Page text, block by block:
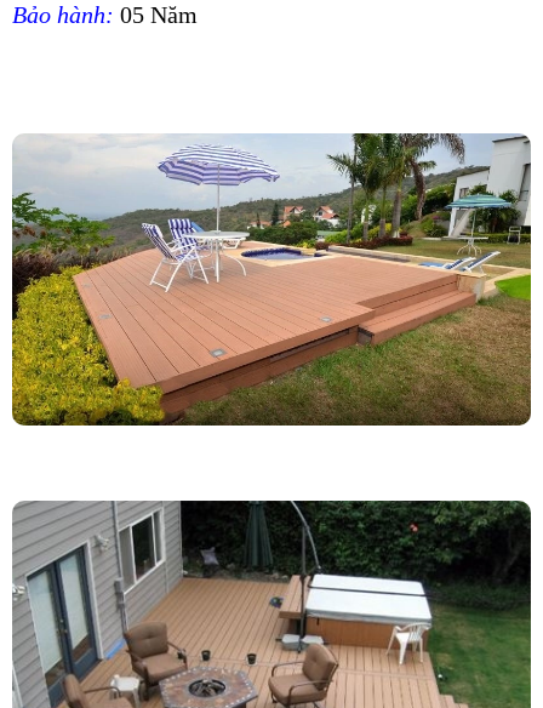
Bảo hành: 05 Năm